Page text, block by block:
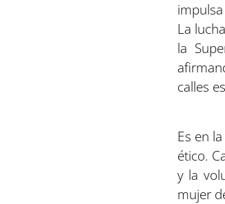
La
la
calles
Es en
ético.
y la
mujer